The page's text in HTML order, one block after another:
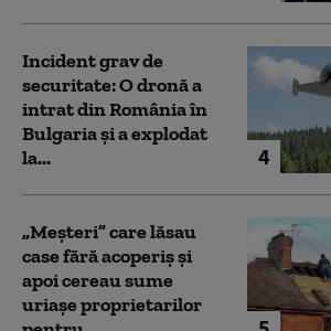
4
Incident grav de
securitate: O dronă a
intrat din România în
Bulgaria şi a explodat
la...
„Meșteri” care lăsau
case fără acoperiș și
apoi cereau sume
uriașe proprietarilor